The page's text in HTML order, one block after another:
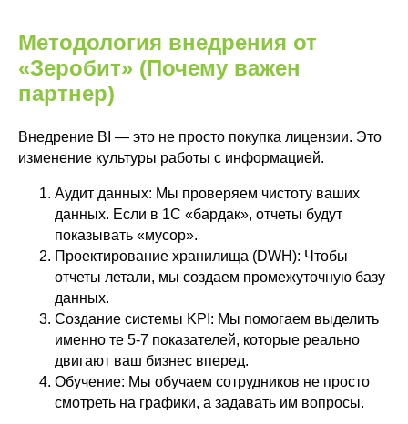
Методология внедрения от
«Зеробит» (Почему важен
партнер)
Внедрение BI — это не просто покупка лицензии. Это
изменение культуры работы с информацией.
Аудит данных: Мы проверяем чистоту ваших
данных. Если в 1С «бардак», отчеты будут
показывать «мусор».
Проектирование хранилища (DWH): Чтобы
отчеты летали, мы создаем промежуточную базу
данных.
Создание системы KPI: Мы помогаем выделить
именно те 5-7 показателей, которые реально
двигают ваш бизнес вперед.
Обучение: Мы обучаем сотрудников не просто
смотреть на графики, а задавать им вопросы.